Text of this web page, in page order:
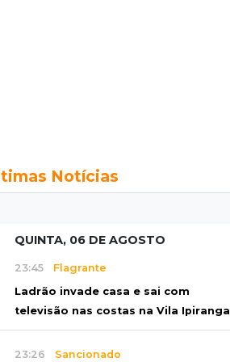
Notícias
QUINTA, 06 DE AGOSTO
23:45 Flagrante
Ladrão invade casa e sai com
televisão nas costas na Vila Ipiranga
23:26 Sancionado